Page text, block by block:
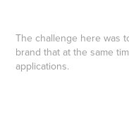
The challenge here was
brand that at the same
applications.